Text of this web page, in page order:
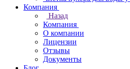
Компания
Назад
Компания
О компании
Лицензии
Отзывы
Документы